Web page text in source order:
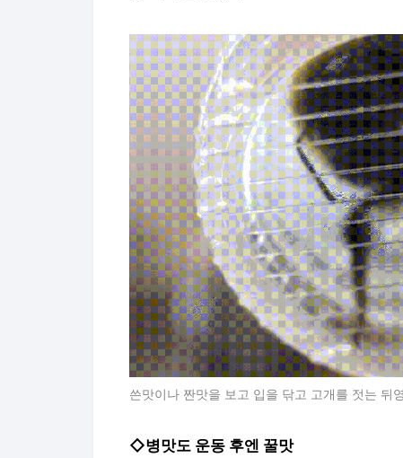
쓴맛이나 짠맛을 보고 입을 닦고 고개를 젓는 뒤
◇병맛도 운동 후엔 꿀맛